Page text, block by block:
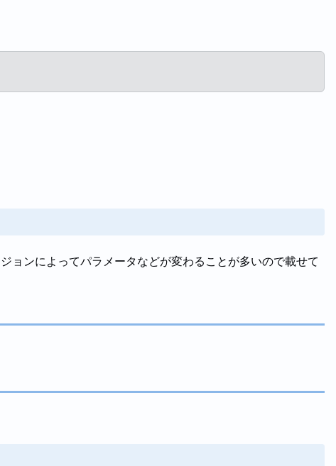
ョンによってパラメータなどが変わることが多いので載せて